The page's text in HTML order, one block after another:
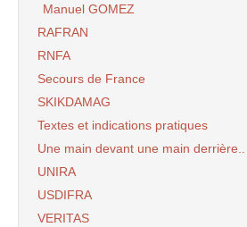
Manuel GOMEZ
RAFRAN
RNFA
Secours de France
SKIKDAMAG
Textes et indications pratiques
Une main devant une main derrière..
UNIRA
USDIFRA
VERITAS